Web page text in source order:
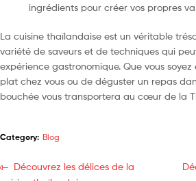
ingrédients pour créer vos propres
La cuisine thaïlandaise est un véritable
variété de saveurs et de techniques qui
expérience gastronomique. Que vous
plat chez vous ou de déguster un repas
bouchée vous transportera au cœur de la
Category: Blog
Découvrez les délices de la